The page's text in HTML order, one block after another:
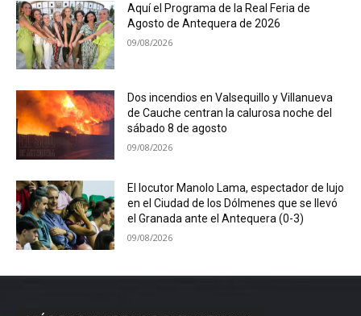
Aquí el Programa de la Real Feria de
Agosto de Antequera de 2026
09/08/2026
Dos incendios en Valsequillo y Villanueva
de Cauche centran la calurosa noche del
sábado 8 de agosto
09/08/2026
El locutor Manolo Lama, espectador de lujo
en el Ciudad de los Dólmenes que se llevó
el Granada ante el Antequera (0-3)
09/08/2026